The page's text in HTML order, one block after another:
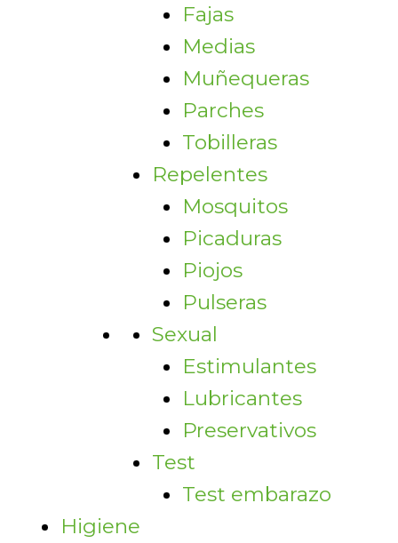
Fajas
Medias
Muñequeras
Parches
Tobilleras
Repelentes
Mosquitos
Picaduras
Piojos
Pulseras
Sexual
Estimulantes
Lubricantes
Preservativos
Test
Test embarazo
Higiene